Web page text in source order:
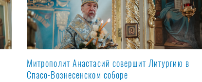
Митрополит Анастасий совершит Литургию в
Спасо-Вознесенском соборе